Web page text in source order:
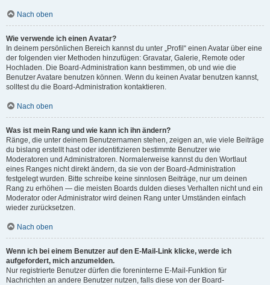
Nach oben
Wie verwende ich einen Avatar?
In deinem persönlichen Bereich kannst du unter „Profil“ einen Avatar über eine
der folgenden vier Methoden hinzufügen: Gravatar, Galerie, Remote oder
Hochladen. Die Board-Administration kann bestimmen, ob und wie die
Benutzer Avatare benutzen können. Wenn du keinen Avatar benutzen kannst,
solltest du die Board-Administration kontaktieren.
Nach oben
Was ist mein Rang und wie kann ich ihn ändern?
Ränge, die unter deinem Benutzernamen stehen, zeigen an, wie viele Beiträge
du bislang erstellt hast oder identifizieren bestimmte Benutzer wie
Moderatoren und Administratoren. Normalerweise kannst du den Wortlaut
eines Ranges nicht direkt ändern, da sie von der Board-Administration
festgelegt wurden. Bitte schreibe keine sinnlosen Beiträge, nur um deinen
Rang zu erhöhen — die meisten Boards dulden dieses Verhalten nicht und ein
Moderator oder Administrator wird deinen Rang unter Umständen einfach
wieder zurücksetzen.
Nach oben
Wenn ich bei einem Benutzer auf den E-Mail-Link klicke, werde ich
aufgefordert, mich anzumelden.
Nur registrierte Benutzer dürfen die foreninterne E-Mail-Funktion für
Nachrichten an andere Benutzer nutzen, falls diese von der Board-